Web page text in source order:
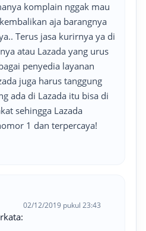
komplain nggak mau
aja barangnya
Terus jasa kurirnya ya di
atau Lazada yang urus
penyedia layanan
juga harus tanggung
ada di Lazada itu bisa di
sehingga Lazada
1 dan terpercaya!
02/12/2019 pukul 23:43